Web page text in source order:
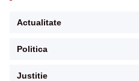
Actualitate
Politica
Justitie